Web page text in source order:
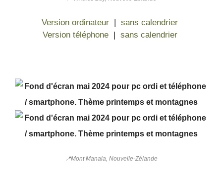
Version ordinateur
sans calendrier
Version téléphone| sans calendrier
📍Mont Manaia, Nouvelle-Zélande